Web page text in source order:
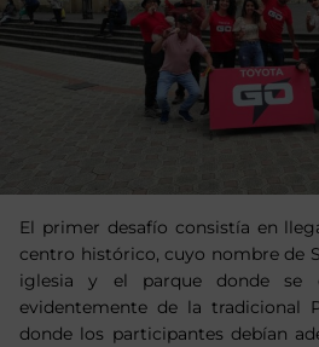
El primer desafío consistía en
centro histórico, cuyo nombre de
iglesia y el parque donde se
evidentemente de la tradicional
donde los participantes debían